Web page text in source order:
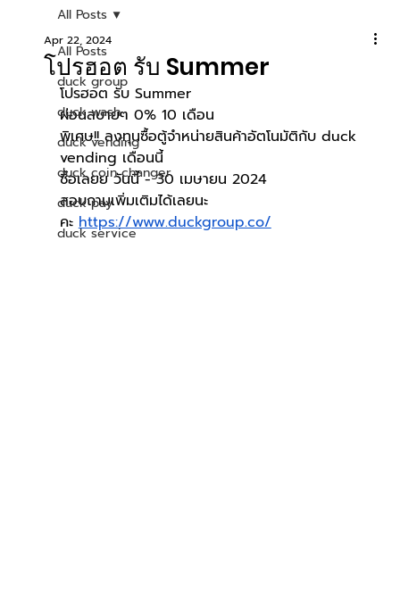
All Posts
duck group
duck wash
duck vending
duck coin changer
duck pay
duck service
All Posts
โปรฮอต รับ Summer
Apr 22, 2024
โปรฮอต รับ Summer
ผ่อนสบายๆ 0% 10 เดือน
พิเศษ!! ลงทุนซื้อตู้จำหน่ายสินค้าอัตโนมัติกับ duck
vending เดือนนี้
ซื้อเลยย วันนี้ - 30 เมษายน 2024
สอบถามเพิ่มเติมได้เลยนะ
คะ https://www.duckgroup.co/